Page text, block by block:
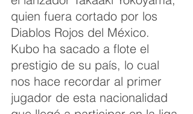
quien fuera cortado por los
Diablos Rojos del México.
Kubo ha sacado a flote el
prestigio de su país, lo cual
nos hace recordar al primer
jugador de esta nacionalidad